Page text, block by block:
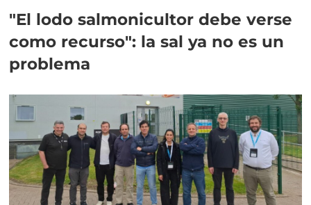
"El lodo salmonicultor debe verse
como recurso": la sal ya no es un
problema